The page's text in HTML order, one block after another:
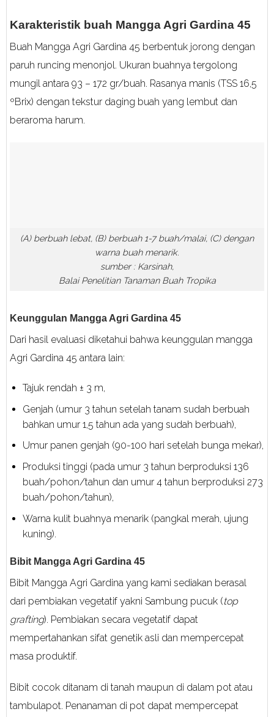
Karakteristik buah Mangga Agri Gardina 45
Buah Mangga Agri Gardina 45 berbentuk jorong dengan
paruh runcing menonjol. Ukuran buahnya tergolong
mungil antara 93 – 172 gr/buah. Rasanya manis (TSS 16,5
ºBrix) dengan tekstur daging buah yang lembut dan
beraroma harum.
(A) berbuah lebat, (B) berbuah 1-7 buah/malai, (C) dengan
warna buah menarik.
sumber : Karsinah,
Balai Penelitian Tanaman Buah Tropika
Keunggulan Mangga Agri Gardina 45
Dari hasil evaluasi diketahui bahwa keunggulan mangga
Agri Gardina 45 antara lain:
Tajuk rendah ± 3 m,
Genjah (umur 3 tahun setelah tanam sudah berbuah
bahkan umur 1,5 tahun ada yang sudah berbuah),
Umur panen genjah (90-100 hari setelah bunga mekar),
Produksi tinggi (pada umur 3 tahun berproduksi 136
buah/pohon/tahun dan umur 4 tahun berproduksi 273
buah/pohon/tahun),
Warna kulit buahnya menarik (pangkal merah, ujung
kuning).
Bibit Mangga Agri Gardina 45
Bibit Mangga Agri Gardina yang kami sediakan berasal
dari pembiakan vegetatif yakni Sambung pucuk (top
grafting). Pembiakan secara vegetatif dapat
mempertahankan sifat genetik asli dan mempercepat
masa produktif.
Bibit cocok ditanam di tanah maupun di dalam pot atau
tambulapot. Penanaman di pot dapat mempercepat